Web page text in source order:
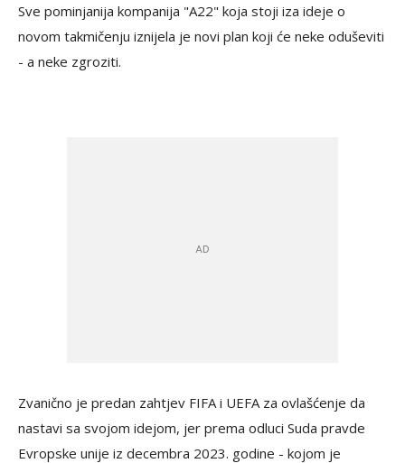
Sve pominjanija kompanija "A22" koja stoji iza ideje o
novom takmičenju iznijela je novi plan koji će neke oduševiti
- a neke zgroziti.
Zvanično je predan zahtjev FIFA i UEFA za ovlašćenje da
nastavi sa svojom idejom, jer prema odluci Suda pravde
Evropske unije iz decembra 2023. godine - kojom je